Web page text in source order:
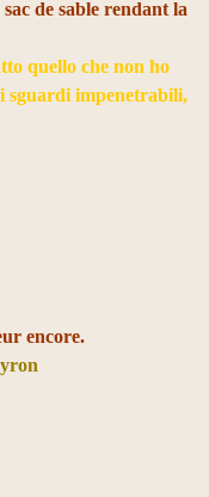
de sable rendant la
quello che non ho
sguardi impenetrabili,
encore.